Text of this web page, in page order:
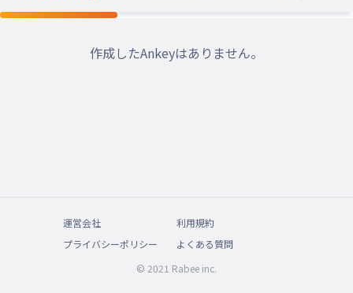
作成したAnkeyはありません。
運営会社
利用規約
プライバシーポリシー
よくある質問
© 2021 Rabee inc.